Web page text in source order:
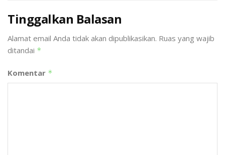
Tinggalkan Balasan
Alamat email Anda tidak akan dipublikasikan. Ruas yang wajib
ditandai *
Komentar *